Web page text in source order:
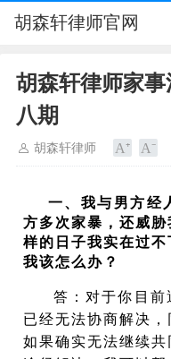
胡森轩律师官网
胡森轩律师家
八期
胡森轩律师
一、我与男方经
方多次家暴，还威
样的日子我实在过不
我该怎么办？
答： 对于你目前
已经无法协商解决，
如果确实无法继续共